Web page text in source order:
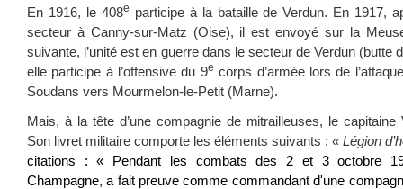
En 1916, le 408e participe à la bataille de Verdun. En 1917,
secteur à Canny-sur-Matz (Oise), il est envoyé sur la
suivante, l’unité est en guerre dans le secteur de Verdun (butte
elle participe à l’offensive du 9e corps d’armée lors de
Soudans vers Mourmelon-le-Petit (Marne).
Mais, à la tête d’une compagnie de mitrailleuses, le capitaine
Son livret militaire comporte les éléments suivants : « Légion
citations : « Pendant les combats des 2 et 3 octobre
Champagne, a fait preuve comme commandant d'une